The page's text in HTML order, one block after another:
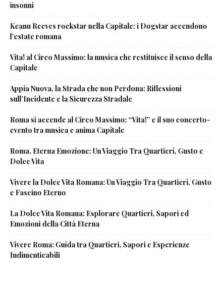
insonni
Keanu Reeves rockstar nella Capitale: i Dogstar accendono
l’estate romana
Vita! al Circo Massimo: la musica che restituisce il senso della
Capitale
Appia Nuova, la Strada che non Perdona: Riflessioni
sull’Incidente e la Sicurezza Stradale
Roma si accende al Circo Massimo: “Vita!” e il suo concerto-
evento tra musica e anima Capitale
Roma, Eterna Emozione: Un Viaggio Tra Quartieri, Gusto e
Dolce Vita
Vivere la Dolce Vita Romana: Un Viaggio Tra Quartieri, Gusto
e Fascino Eterno
La Dolce Vita Romana: Esplorare Quartieri, Sapori ed
Emozioni della Città Eterna
Vivere Roma: Guida tra Quartieri, Sapori e Esperienze
Indimenticabili